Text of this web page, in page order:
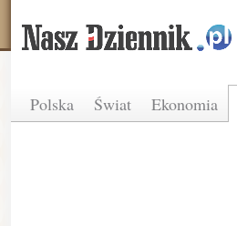
Polska Świat Ekonomia